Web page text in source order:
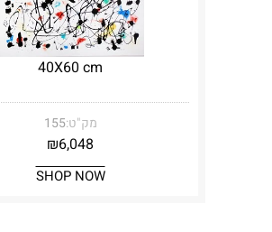
40X60 cm
מק"ט:155
₪6,048
SHOP NOW